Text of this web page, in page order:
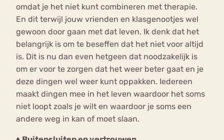
omdat je het niet kunt combineren met therapie.
En dit terwijl jouw vrienden en klasgenootjes wel
gewoon door gaan met dat leven. Ik denk dat het
belangrijk is om te beseffen dat het niet voor altijd
is. Dit is nu dan even hetgeen dat noodzakelijk is
om er voor te zorgen dat het weer beter gaat en je
deze dingen wel weer kunt oppakken. Iedereen
maakt dingen mee in het leven waardoor het soms
niet loopt zoals je wilt en waardoor je soms een
andere weg in kan of moet slaan.